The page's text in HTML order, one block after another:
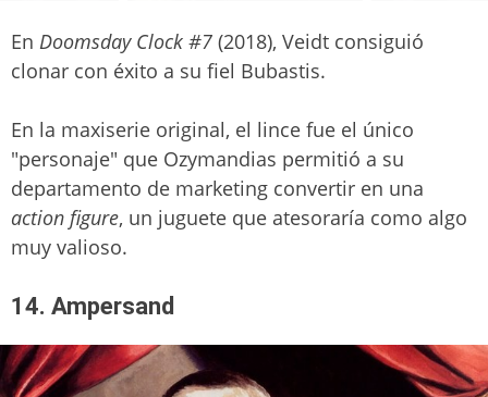
En Doomsday Clock #7 (2018), Veidt consiguió
clonar con éxito a su fiel Bubastis.
En la maxiserie original, el lince fue el único
"personaje" que Ozymandias permitió a su
departamento de marketing convertir en una
action figure, un juguete que atesoraría como algo
muy valioso.
14. Ampersand